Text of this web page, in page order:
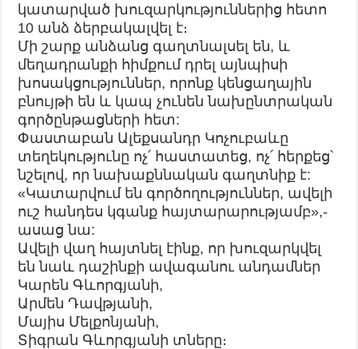
կատարված խուզարկություններից հետո
10 անձ ձերբակալվել է։
Մի շարք անձանց գաղտնալսել են, և
մեղադրանքի հիմքում դրել այնպիսի
խոսակցություններ, որոնք կենցաղային
բնույթի են և կապ չունեն նախընտրական
գործընթացների հետ:
Փաստաբան Ալեքսանդր Կոչուբաևը
տեղեկությունը ոչ՛ հաստատեց, ոչ՛ հերքեց՝
նշելով, որ նախաքննական գաղտնիք է:
«Կատարվում են գործողություններ, ավելի
ուշ հանդես կգանք հայտարարությամբ»,-
ասաց նա:
Ավելի վաղ հայտնել էինք, որ խուզարկվել
են նաև դաշինքի ավագանու անդամներ
Կարեն Գևորգյանի,
Արմեն Դավթյանի,
Մայիս Մելքոնյանի,
Տիգրան Գևորգյանի տները։